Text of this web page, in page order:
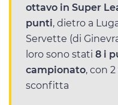
ottavo in Super
punti, dietro a
Servette (di
loro sono stati 8 i
campionato, con
sconfitta